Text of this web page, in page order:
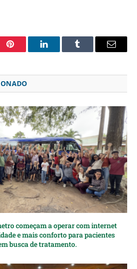
Pinterest LinkedInTumblr Email
começam a operar com internet
e mais conforto para pacientes
busca de tratamento.